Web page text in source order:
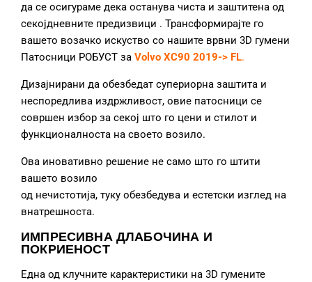
да се осигураме дека останува чиста и заштитена од
секојдневните предизвици . Трансформирајте го
вашето возачко искуство со нашите врвни 3D гумени
Патосници РОБУСТ за Volvo XC90 2019-> FL.
Дизајнирани да обезбедат супериорна заштита и
неспоредлива издржливост, овие патосници се
совршен избор за секој што го цени и стилот и
функционалноста на своето возило.
Ова иновативно решение не само што го штити
вашето возило
од нечистотија, туку обезбедува и естетски изглед на
внатрешноста.
ИМПРЕСИВНА ДЛАБОЧИНА И
ПОКРИЕНОСТ
Една од клучните карактеристики на 3D гумените